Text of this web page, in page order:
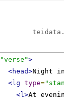
"verse">
<head>Night
<lg
type=
<l>At